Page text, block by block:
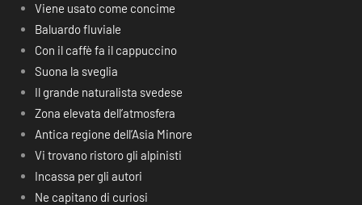
Viene usato come concime
Baluardo fluviale
Con il caffè fa il cappuccino
Suona la sveglia
Il grande naturalista svedese
Zona elevata dell’atmosfera
Antica regione dell’Asia Minore
Vi trovano ristoro gli alpinisti
Incassa per gli autori
Ne capitano di curiosi